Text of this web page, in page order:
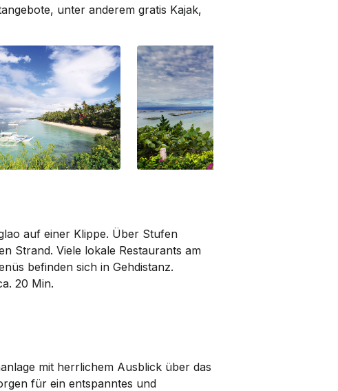
unter anderem gratis Kajak,
auf einer Klippe. Über Stufen
Strand. Viele lokale Restaurants am
befinden sich in Geh­distanz.
20 Min.
mit herrlichem Ausblick über das
für ein entspanntes und